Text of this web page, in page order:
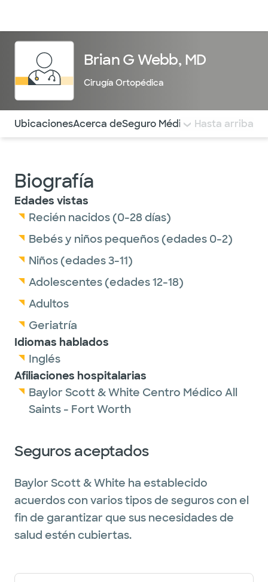
Brian G Webb, MD
Cirugía Ortopédica
Utilice esta navegación para saltar rápidamente a
UbicacionesAcerca deSeguro Médico COMENTARIOS
Hasta arriba
Biografía
Edades vistas
Recién nacidos (0-28 días)
Bebés y niños pequeños (edades 0-2)
Niños (edades 3-11)
Adolescentes (edades 12-18)
Adultos
Geriatría
Idiomas hablados
Inglés
Afiliaciones hospitalarias
Baylor Scott & White Centro Médico All
Saints - Fort Worth
Seguros aceptados
Baylor Scott & White ha establecido
acuerdos con varios tipos de seguros con el
fin de garantizar que sus necesidades de
salud estén cubiertas.